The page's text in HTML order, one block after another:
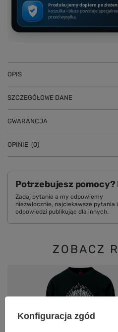
Produkujemy dopiero po
koszulka i bluza powstaje
przed wysyłką.
OPIS
SZCZEGÓŁOWE DANE
GWARANCJA
OPINIE (0)
Potrzebujesz pomocy?
Zadaj pytanie a my odpowiemy
niezwłocznie, najciekawsze pytania i
odpowiedzi publikując dla innych.
ZOBACZ
Konfiguracja zgód